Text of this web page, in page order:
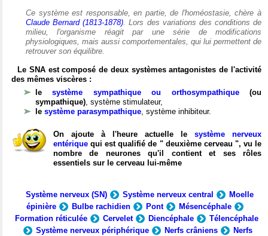
Ce système est responsable, en partie, de l'homéostasie, chère à
Claude Bernard (1813-1878). Lors des variations des conditions de
milieu, l'organisme réagit par une série de modifications
physiologiques, mais aussi comportementales, qui lui permettent de
retrouver son équilibre.
Le SNA est composé de deux systèmes antagonistes de l'activité
des mêmes viscères :
lesystème sympathique ou orthosympathique(ou
sympathique), système stimulateur,
le système parasympathique, système inhibiteur.
On ajoute à l'heure actuelle le système nerveux
entérique qui est qualifié de " deuxième cerveau ", vu le
nombre de neurones qu'il contient et ses rôles
essentiels sur le cerveau lui-même
Système nerveux (SN) Système nerveux central
Moelle
épinière
Bulbe rachidien Pont
Mésencéphale
Formation réticulée
Cervelet Diencéphale
Télencéphale
Système nerveux périphérique
Nerfs crâniens
Nerfs